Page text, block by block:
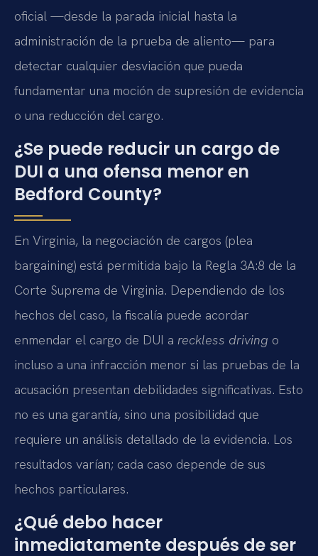
oficial —desde la parada inicial hasta la
administración de la prueba de aliento— para
detectar cualquier desviación que pueda
fundamentar una moción de supresión de evidencia
o una reducción del cargo.
¿Se puede reducir un cargo de
DUI a una ofensa menor en
Bedford County?
En Virginia, la negociación de cargos (plea
bargaining) está permitida bajo la Regla 3A:8 de la
Corte Suprema de Virginia. Dependiendo de los
hechos del caso, la fiscalía puede acordar
enmendar el cargo de DUI a reckless driving o
incluso a una infracción menor si las pruebas de la
acusación presentan debilidades significativas. Esto
no es una garantía, sino una posibilidad que
requiere un análisis detallado de la evidencia. Los
resultados varían; cada caso depende de sus
hechos particulares.
¿Qué debo hacer
inmediatamente después de ser